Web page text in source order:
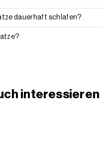
dauerhaft schlafen?
interessieren